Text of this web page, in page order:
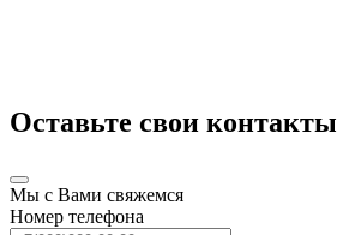
Оставьте свои контакты
Мы с Вами свяжемся
Номер телефона